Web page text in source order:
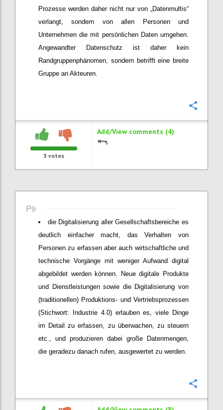
Prozesse werden daher nicht nur von „Datenmultis“
verlangt, sondern von allen Personen und
Unternehmen die mit persönlichen Daten umgehen.
Angewandter Datenschutz ist daher kein
Randgruppenphänomen, sondern betrifft eine breite
Gruppe an Akteuren.
3 votes
Add/View comments (4)
P9
die Digitalisierung aller Gesellschaftsbereiche es
deutlich einfacher macht, das Verhalten von
Personen zu erfassen aber auch wirtschaftliche und
technische Vorgänge mit weniger Aufwand digital
abgebildet werden können. Neue digitale Produkte
und Dienstleistungen sowie die Digitalisierung von
(traditionellen) Produktions- und Vertriebsprozessen
(Stichwort: Industrie 4.0) erlauben es, viele Dinge
im Detail zu erfassen, zu überwachen, zu steuern
etc., und produzieren dabei große Datenmengen,
die geradezu danach rufen, ausgewertet zu werden.